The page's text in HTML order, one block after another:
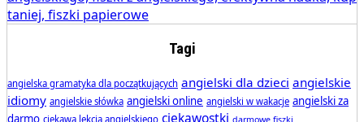
Tagi
angielska gramatyka dla początkujących angielski dla dzieci angielskie
idiomy angielskie słówka angielski online angielski w wakacje angielski za
darmo ciekawa lekcja angielskiego ciekawostki darmowe fiszki